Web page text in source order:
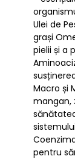
Ulei de
grași
pielii și a
Macro și
mangan,
pentru